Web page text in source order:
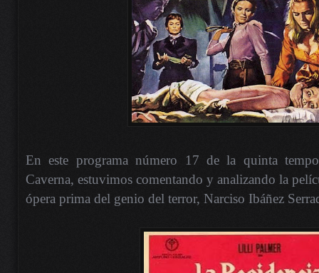
En este programa número 17 de la quinta
Caverna, estuvimos comentando y analizando la
ópera prima del genio del terror, Narciso Ibáñez